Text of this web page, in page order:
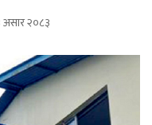
असार २०८३